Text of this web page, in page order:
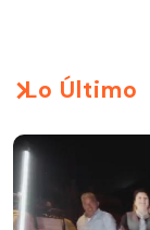
Lo Último